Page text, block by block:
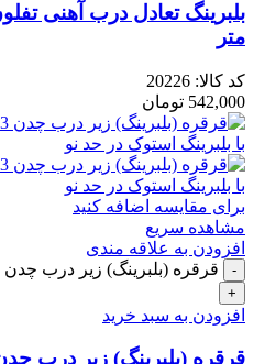
متر
کد کالا: 20226
542,000 تومان
برای مقایسه اضافه کنید
مشاهده سریع
افزودن به علاقه مندی
قرقره (بلبرینگ) زیر درب چدن 3*10 با بلبرینگ نو عدد
افزودن به سبد خرید
قرقره (بلبرینگ) زیر درب چدن 3*10 با بلبرینگ